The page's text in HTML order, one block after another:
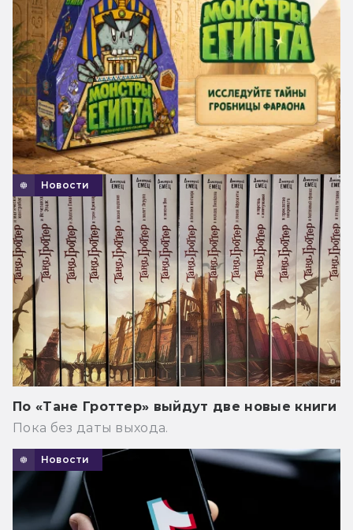
Новости
По «Тане Гроттер» выйдут две новые книги
Пока без даты выхода.
Новости